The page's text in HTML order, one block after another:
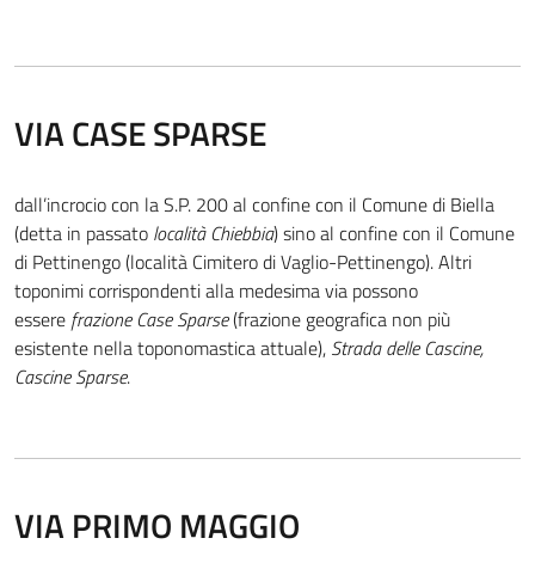
VIA CASE SPARSE
dall’incrocio con la S.P. 200 al confine con il Comune di Biella
(detta in passato località Chiebbia) sino al confine con il Comune
di Pettinengo (località Cimitero di Vaglio-Pettinengo). Altri
toponimi corrispondenti alla medesima via possono
essere frazione Case Sparse(frazione geografica non più
esistente nella toponomastica attuale), Strada delle Cascine,
Cascine Sparse.
VIA PRIMO MAGGIO